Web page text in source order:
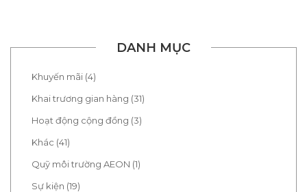
DANH MỤC
Khuyến mãi (4)
Khai trương gian hàng (31)
Hoạt động cộng đồng (3)
Khác (41)
Quỹ môi trường AEON (1)
Sự kiện (19)